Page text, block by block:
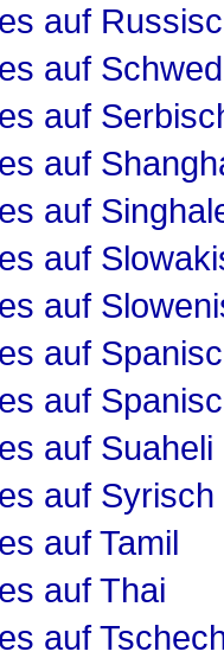
auf
auf
auf
auf
auf
auf
auf
auf
auf
auf Suaheli
auf Syrisch
auf Tamil
auf Thai
auf